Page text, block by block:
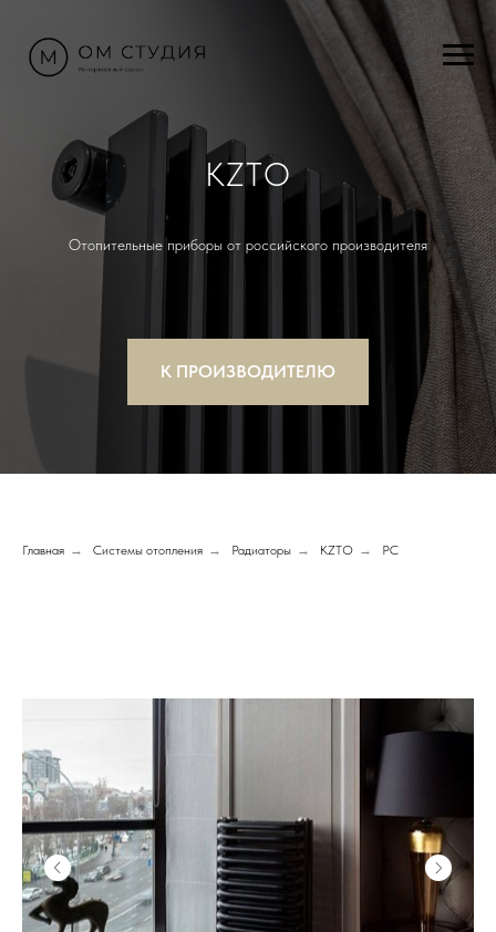
KZTO
Отопительные приборы от российского производителя
К ПРОИЗВОДИТЕЛЮ
Главная → Системы отопления → Радиаторы → KZTO → РС